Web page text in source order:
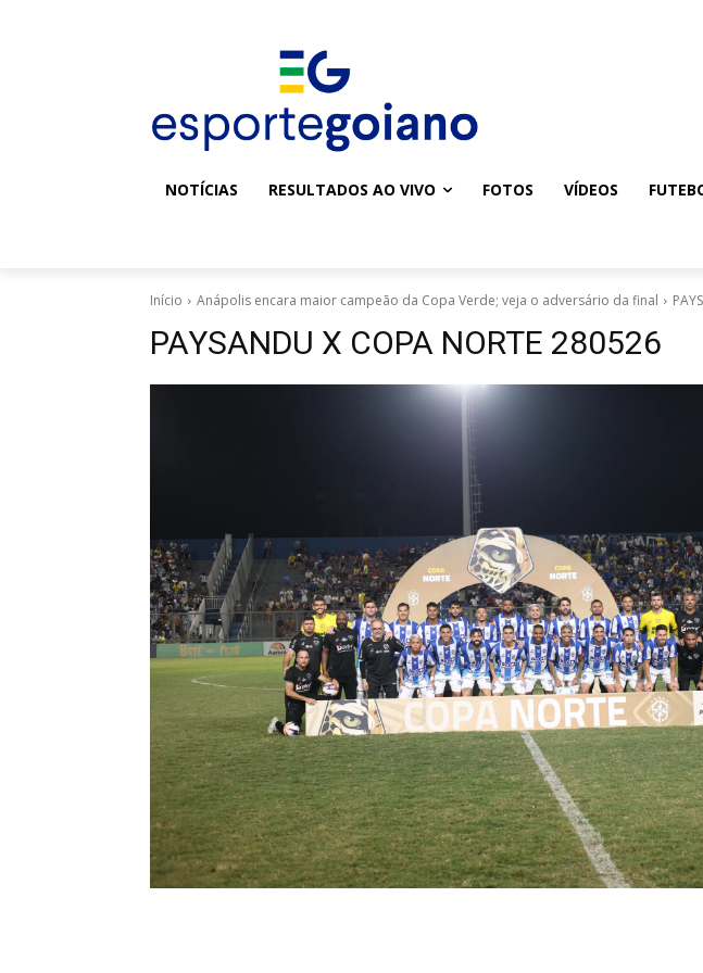
NOTÍCIAS RESULTADOS AO VIVO FOTOS VÍDEOS
Início Anápolis encara maior campeão da Copa Verde; veja o adversário da final
PAYSANDU X COPA NORTE 280526